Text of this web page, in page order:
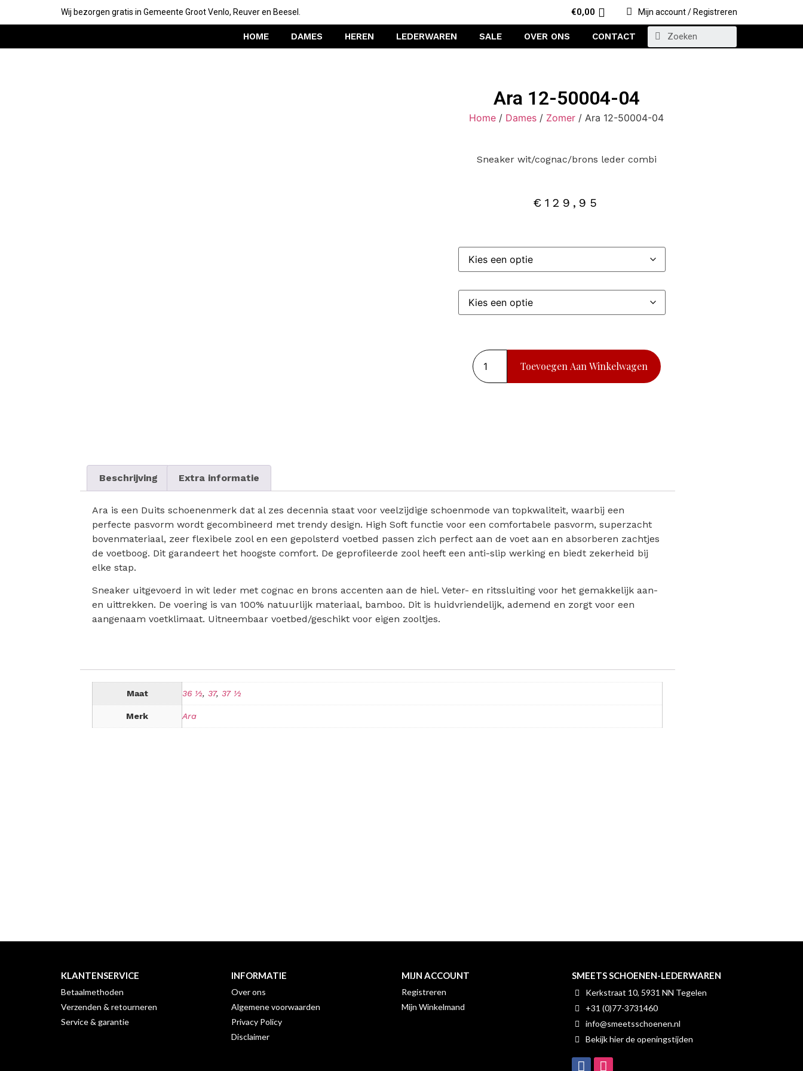
Wij bezorgen gratis in Gemeente Groot Venlo, Reuver en Beesel. €0,00 Mijn account / Registreren
HOME DAMES HEREN LEDERWAREN SALE OVER ONS CONTACT
Ara 12-50004-04
Home / Dames / Zomer / Ara 12-50004-04
Sneaker wit/cognac/brons leder combi
€ 129,95
Toevoegen Aan Winkelwagen
Beschrijving Extra informatie
Ara is een Duits schoenenmerk dat al zes decennia staat voor veelzijdige schoenmode van topkwaliteit, waarbij een
perfecte pasvorm wordt gecombineerd met trendy design. High Soft functie voor een comfortabele pasvorm, superzacht
bovenmateriaal, zeer flexibele zool en een gepolsterd voetbed passen zich perfect aan de voet aan en absorberen zachtjes
de voetboog. Dit garandeert het hoogste comfort. De geprofileerde zool heeft een anti-slip werking en biedt zekerheid bij
elke stap.
Sneaker uitgevoerd in wit leder met cognac en brons accenten aan de hiel. Veter- en ritssluiting voor het gemakkelijk aan-
en uittrekken. De voering is van 100% natuurlijk materiaal, bamboo. Dit is huidvriendelijk, ademend en zorgt voor een
aangenaam voetklimaat. Uitneembaar voetbed/geschikt voor eigen zooltjes.
Maat 36 ½,37,37 ½
Merk Ara
KLANTENSERVICE
Betaalmethoden
Verzenden & retourneren
Service & garantie
INFORMATIE
Over ons
Algemene voorwaarden
Privacy Policy
Disclaimer
MIJN ACCOUNT
Registreren
Mijn Winkelmand
SMEETS SCHOENEN-LEDERWAREN
Kerkstraat 10, 5931 NN Tegelen
+31 (0)77-3731460
info@smeetsschoenen.nl
Bekijk hier de openingstijden